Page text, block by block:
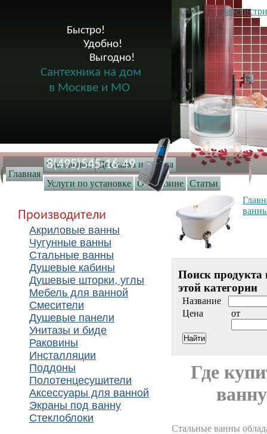
Главная
Самовывоз Доставка и оплата
Услуги по установке О магазине Статьи
Быстро!
              Удобно!
                      Выгодно!
Сантехника на дом
в Москве и МО
8(495)545-16-49
Производители
Акриловые ванны
Чугунные ванны
Стальные ванны
Душевые кабины
Душевые шторки, углы
Мебель для ванной
Смесители
Душевые панели
Унитазы и биде
Раковины
Инсталляции
Поддоны
Полотенцесушители
Аксессуары для ванной
Экраны под ванну
Стеклоблоки
Поиск продукта
этой категории
Название
Цена
от
Где
Стальные ванны